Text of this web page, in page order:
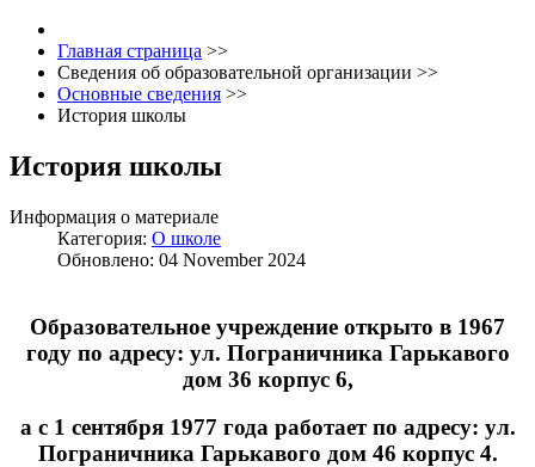
Главная страница >>
Сведения об образовательной организации >>
Основные сведения >>
История школы
История школы
Информация о материале
Категория: О школе
Обновлено: 04 November 2024
Образовательное учреждение открыто в 1967
году по адресу: ул. Пограничника Гарькавого
дом 36 корпус 6,
а с 1 сентября 1977 года работает по адресу: ул.
Пограничника Гарькавого дом 46 корпус 4.